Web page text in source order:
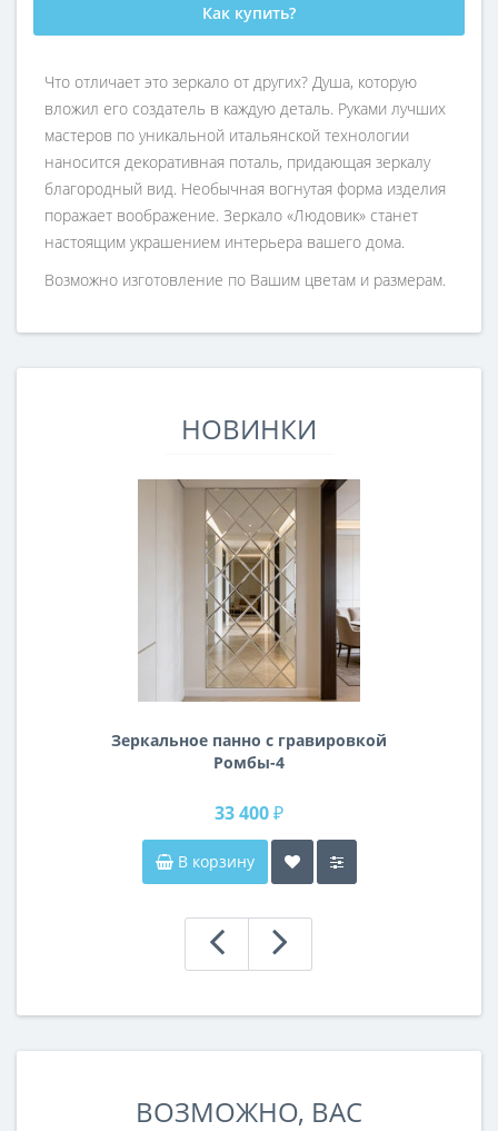
Как купить?
Что отличает это зеркало от других? Душа, которую
вложил его создатель в каждую деталь. Руками лучших
мастеров по уникальной итальянской технологии
наносится декоративная поталь, придающая зеркалу
благородный вид. Необычная вогнутая форма изделия
поражает воображение. Зеркало «Людовик» станет
настоящим украшением интерьера вашего дома.
Возможно изготовление по Вашим цветам и размерам.
НОВИНКИ
Зеркальное панно с гравировкой
Ромбы-4
33 400 ₽
В корзину
ВОЗМОЖНО, ВАС